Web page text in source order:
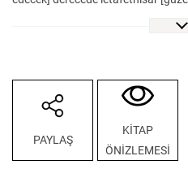
veçhinde çirkinlikten eser kalmayıp
(1864-1944), ablası Fatma Aliye
keşfediliyor ve yüz yılı aşkın bir
tarih sahnesinde hak ettiği yeri
Yayınları’nın Emine Semiye
arasında Hanımlara Mahsus
PAYLAŞ
KİTAP
ÖNİZLEMESİ